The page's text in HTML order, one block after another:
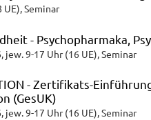
Seminar
- Psychopharmaka,
jew. 9-17 Uhr (16 UE), Seminar
- Zertifikats-
(GesUK)
jew. 9-17 Uhr (16 UE), Seminar